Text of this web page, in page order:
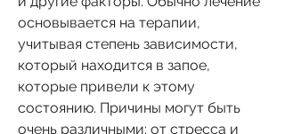
основывается на терапии,
учитывая степень зависимости,
который находится в запое,
которые привели к этому
состоянию. Причины могут быть
очень различными: от стресса и